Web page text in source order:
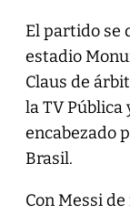
El partido se
estadio
Claus de
la TV Pública
encabezado
Brasil.
Con Messi